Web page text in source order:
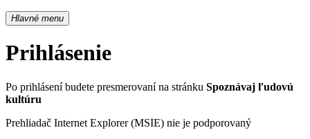
Hlavné menu
Prihlásenie
Po prihlásení budete presmerovaní na stránku Spoznávaj ľudovú
kultúru
Prehliadač Internet Explorer (MSIE) nie je podporovaný